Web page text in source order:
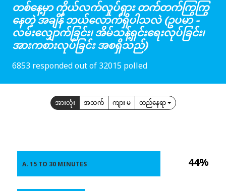
တစ်နေ့မှာ ကိုယ်လက်လှုပ်ရှား တက်တက်ကြွကြွ
နေတဲ့ အချိန် ဘယ်လောက်ရှိပါသလဲ (ဥပမာ -
လမ်းလျှောက်ခြင်း၊ အိမ်သန့်ရှင်းရေးလုပ်ခြင်း၊
အားကစားလုပ်ခြင်း အစရှိသည်)
6853 responded out of 32015 polled
အားလုံး အသက် ကျား မ တည်နေရာ
44%
A. 15 TO 30 MINUTES